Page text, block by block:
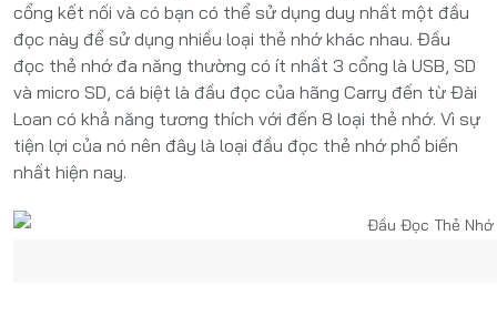
cổng kết nối và có bạn có thể sử dụng duy nhất một đầu
đọc này để sử dụng nhiều loại thẻ nhớ khác nhau. Đầu
đọc thẻ nhớ đa năng thường có ít nhất 3 cổng là USB, SD
và micro SD, cá biệt là đầu đọc của hãng Carry đến từ Đài
Loan có khả năng tương thích với đến 8 loại thẻ nhớ. Vì sự
tiện lợi của nó nên đây là loại đầu đọc thẻ nhớ phổ biến
nhất hiện nay.